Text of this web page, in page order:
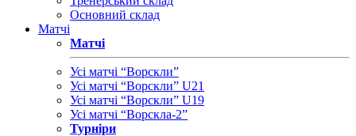
Основний склад
Матчі
Матчі
Усі матчі “Ворскли”
Усі матчі “Ворскли” U21
Усі матчі “Ворскли” U19
Усі матчі “Ворскла-2”
Турніри